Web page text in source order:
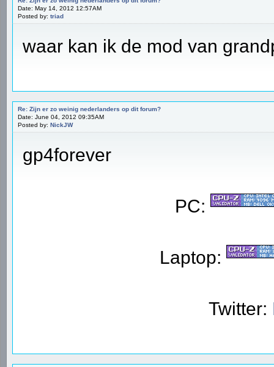
Date: May 14, 2012 12:57AM
Posted by: triad
waar kan ik de mod van
Re: Zijn er zo weinig nederlanders op dit forum?
Date: June 04, 2012 09:35AM
Posted by: NickJW
gp4forever
PC:
Laptop:
Twitter: